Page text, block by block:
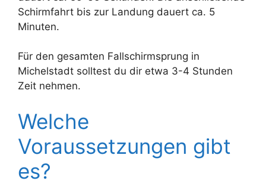
Schirmfahrt bis zur Landung dauert ca. 5
Minuten.
Für den gesamten Fallschirmsprung in
Michelstadt solltest du dir etwa 3-4 Stunden
Zeit nehmen.
Welche
Voraussetzungen gibt
es?